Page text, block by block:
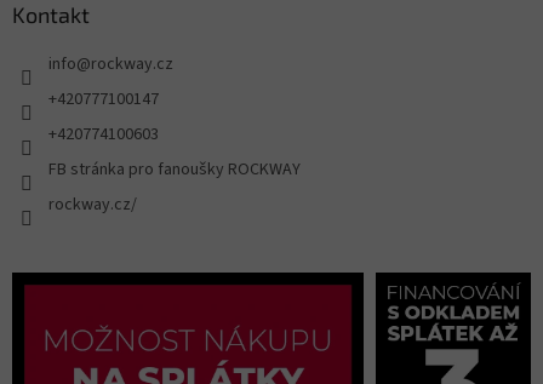
Kontakt
info@rockway.cz
+420777100147
+420774100603
FB stránka pro fanoušky ROCKWAY
rockway.cz/